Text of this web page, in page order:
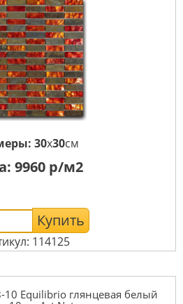
30x30см
9960 р/м2
Купить
114125
Equilibrio глянцевая белый